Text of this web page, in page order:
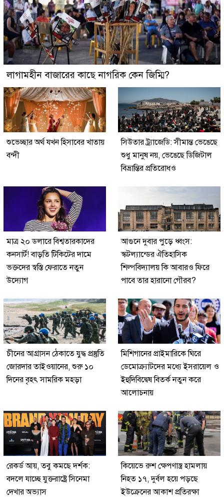
লাগামহীন বাজারের কাছে নাগরিক কেন জিম্মি?
শুভেচ্ছার অর্থ যখন হিসাবের খাতায়
বন্দী
সিউতার ট্র্যাজেডি: সীমান্ত ভেঙেছে
শুধু মানুষ নয়, ভেঙেছে ডিজিটাল
বিভ্রান্তির প্রতিরোধও
মাত্র ২০ ডলারে বিশ্বতারকাদের
কনসার্ট! বাড়তি টিকিটের দামে
ভক্তদের স্বস্তি ফেরাতে নতুন
উদ্যোগ
আগুনে দুবার পুড়ে ধ্বংস:
স্কটল্যান্ডের ঐতিহাসিক
শিল্পবিদ্যালয় কি আবারও ফিরে
পাবে তার হারানো গৌরব?
চীনের আগ্রাসন ঠেকাতে যুদ্ধ প্রস্তুতি
জোরদার তাইওয়ানের, শুরু ১০
দিনের বৃহৎ সামরিক মহড়া
মিশিগানের প্রাইমারিকে ঘিরে
ডেমোক্র্যাটদের মধ্যে ইসরায়েল ও
ইহুদিবিদ্বেষ বিতর্ক নতুন করে
আলোচনায়
রেকর্ড আয়, তবু কমছে দর্শক:
বদলে যাচ্ছে যুক্তরাষ্ট্রে সিনেমা
দেখার অভ্যাস
কিয়েভে রুশ ক্ষেপণাস্ত্র হামলায়
নিহত ১৭, দুর্বল হয়ে পড়ছে
ইউক্রেনের আকাশ প্রতিরক্ষা